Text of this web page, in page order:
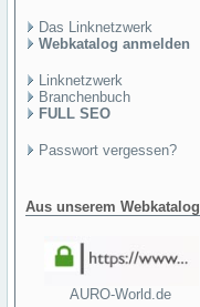
Das Linknetzwerk
Webkatalog anmelden
Linknetzwerk
Branchenbuch
FULL SEO
Passwort vergessen?
Aus unserem Webkatalog
AURO-World.de